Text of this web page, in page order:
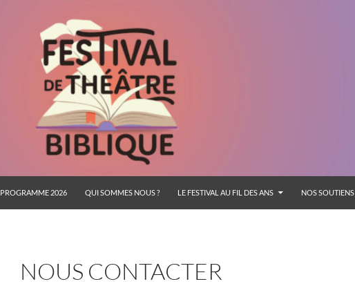
PROGRAMME 2026 QUI SOMMES NOUS ? LE FESTIVAL AU FIL DES ANS NOS SOUTIENS
NOUS CONTACTER